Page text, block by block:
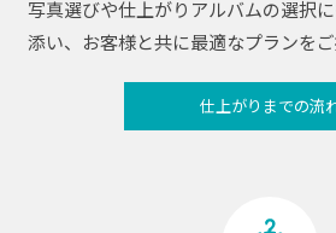
写真選びや仕上がりアルバムの選択
添い、お客様と共に最適なプランをご
仕上がりまでの流